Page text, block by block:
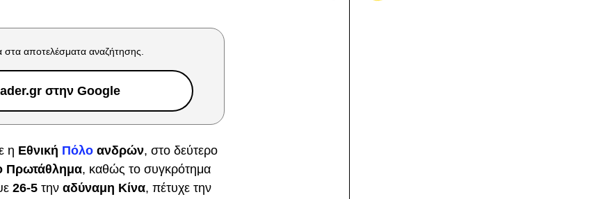
αποτελέσματα αναζήτησης.
στην Google
η Εθνική Πόλοανδρών, στο δεύτερο
Πρωτάθλημα, καθώς το συγκρότημα
26-5την αδύναμη Κίνα, πέτυχε την